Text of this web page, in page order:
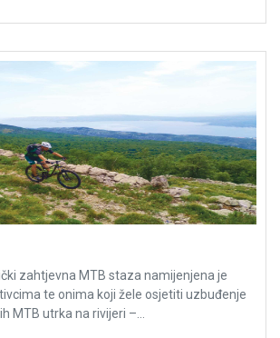
zahtjevna MTB staza namijenjena je
te onima koji žele osjetiti uzbuđenje
MTB utrka na rivijeri –...